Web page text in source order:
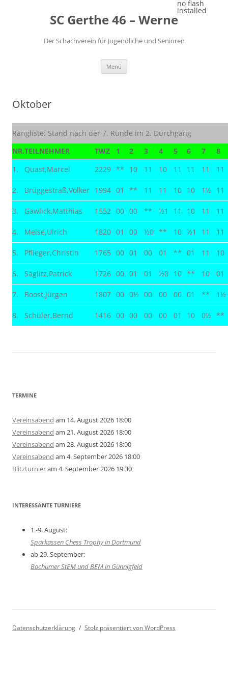
SC Gerthe 46 – Werne
Der Schachverein für Jugendliche und Senioren
Menü
Oktober
Rangliste: Stand nach der 7. Runde im 2. Durchgang
NR.TEILNEHMER TWZ 1 2 3 4 5 6 7
8
1.
Quast,Marcel 2229 ** 10 11 10 11 11 11 11
2. Brüggestraß,Volker 1994 01 ** 11 11 10 10 1½ 11
3. Gawlick,Matthias 1552 00 00 ** ½1 11 10 11 11
4. Meise,Ulrich 1820 01 00 ½0 ** 10 ½1 11 11
5. Pflieger,Christin 1765 00 01 00 01 ** 01 11 10
6. Säglitz,Patrick 1726 00 01 01 ½0 10 ** 10 01
7. Boost,Jürgen 1807 00 0½ 00 00 00 01 ** 1½
8. Schüler,Bernd 1416 00 00 00 00 01 10 0½ **
TERMINE
Vereinsabend am 14. August 2026 18:00
Vereinsabend am 21. August 2026 18:00
Vereinsabend am 28. August 2026 18:00
Vereinsabend am 4. September 2026 18:00
Blitzturnieram 4. September 2026 19:30
INTERESSANTE TURNIERE
1.-9. August:
Sparkassen Chess Trophy in Dortmund
ab 29. September:
Bochumer StEM und BEM in Günnigfeld
Datenschutzerklärung Stolz präsentiert von WordPress
no flash
installed